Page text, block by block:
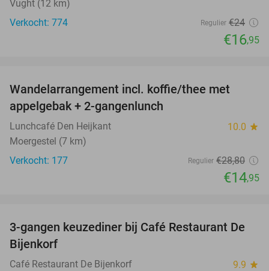
Vught (12 km)
Verkocht: 774
Regulier €24
€16,95
Wandelarrangement incl. koffie/thee met
appelgebak + 2-gangenlunch
Lunchcafé Den Heijkant 10.0 star
Moergestel (7 km)
Verkocht: 177
Regulier €28,80
€14,95
30%
3-gangen keuzediner bij Café Restaurant De
Bijenkorf
Café Restaurant De Bijenkorf 9.9 star